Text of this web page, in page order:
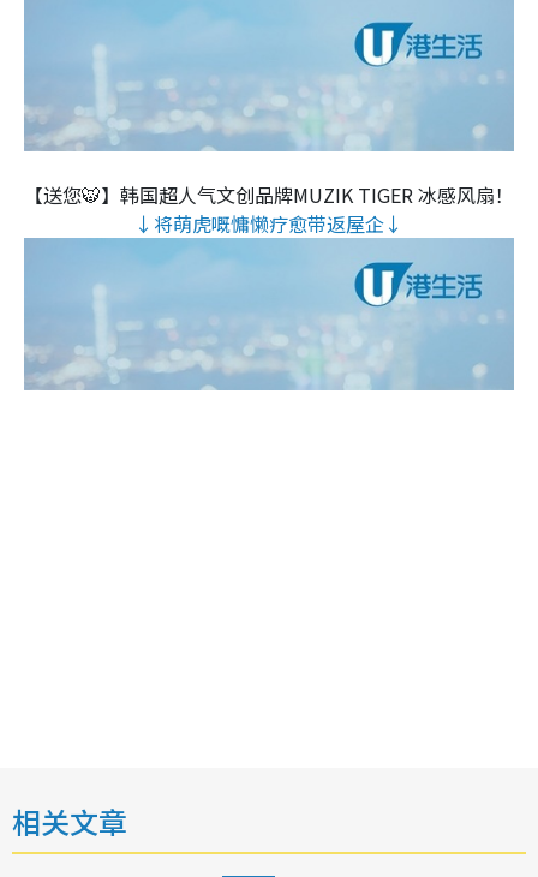
【送您🐯】韩国超人气文创品牌MUZIK TIGER 冰感风扇！
↓将萌虎嘅慵懒疗愈带返屋企↓
相关文章